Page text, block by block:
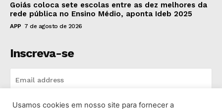
Goiás coloca sete escolas entre as dez melhores da
rede pública no Ensino Médio, aponta Ideb 2025
APP 7 de agosto de 2026
Inscreva-se
Usamos cookies em nosso site para fornecer a